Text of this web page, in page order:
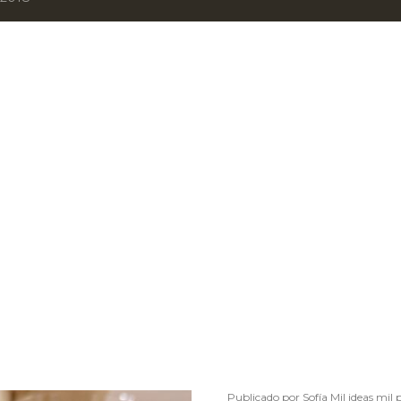
Publicado por Sofía Mil ideas mil